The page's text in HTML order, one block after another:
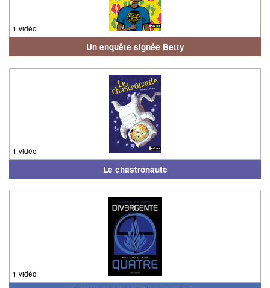
1 vidéo
Un enquête signée Betty
1 vidéo
Le chastronaute
1 vidéo